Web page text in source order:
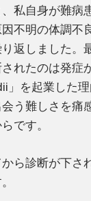
私自身が難病
不明の体調不
返しました。
れたのは発症
」を起業した
う難しさを痛
です。
ら診断が下さ